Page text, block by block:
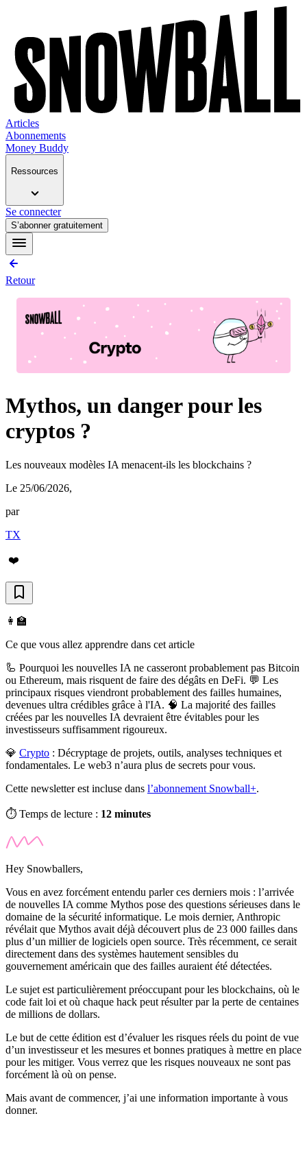
Articles
Abonnements
Money Buddy
Ressources
Se connecter
S’abonner gratuitement
Retour
Mythos, un danger pour les
cryptos ?
Les nouveaux modèles IA menacent-ils les blockchains ?
Le 25/06/2026,
par
TX
❤️
👩‍🏫
Ce que vous allez apprendre dans cet article
🦾 Pourquoi les nouvelles IA ne casseront probablement pas Bitcoin
ou Ethereum, mais risquent de faire des dégâts en DeFi. 💬 Les
principaux risques viendront probablement des failles humaines,
devenues ultra crédibles grâce à l'IA. 🧠 La majorité des failles
créées par les nouvelles IA devraient être évitables pour les
investisseurs suffisamment rigoureux.
💎 Crypto : Décryptage de projets, outils, analyses techniques et
fondamentales. Le web3 n’aura plus de secrets pour vous.
Cette newsletter est incluse dans l’abonnement Snowball+.
⏱️ Temps de lecture : 12 minutes
Hey Snowballers,
Vous en avez forcément entendu parler ces derniers mois : l’arrivée
de nouvelles IA comme Mythos pose des questions sérieuses dans le
domaine de la sécurité informatique. Le mois dernier, Anthropic
révélait que Mythos avait déjà découvert plus de 23 000 failles dans
plus d’un millier de logiciels open source. Très récemment, ce serait
directement dans des systèmes hautement sensibles du
gouvernement américain que des failles auraient été détectées.
Le sujet est particulièrement préoccupant pour les blockchains, où le
code fait loi et où chaque hack peut résulter par la perte de centaines
de millions de dollars.
Le but de cette édition est d’évaluer les risques réels du point de vue
d’un investisseur et les mesures et bonnes pratiques à mettre en place
pour les mitiger. Vous verrez que les risques nouveaux ne sont pas
forcément là où on pense.
Mais avant de commencer, j’ai une information importante à vous
donner.